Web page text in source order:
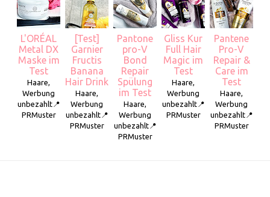
L'ORÉAL
Metal DX
Maske im
Test
Haare,
Werbung
unbezahlt📍
PRMuster
[Test]
Garnier
Fructis
Banana
Hair Drink
Haare,
Werbung
unbezahlt📍
PRMuster
Pantone
pro-V
Bond
Repair
Spülung
im Test
Haare,
Werbung
unbezahlt📍
PRMuster
Gliss Kur
Full Hair
Magic im
Test
Haare,
Werbung
unbezahlt📍
PRMuster
Pantene
Pro-V
Repair &
Care im
Test
Haare,
Werbung
unbezahlt📍
PRMuster